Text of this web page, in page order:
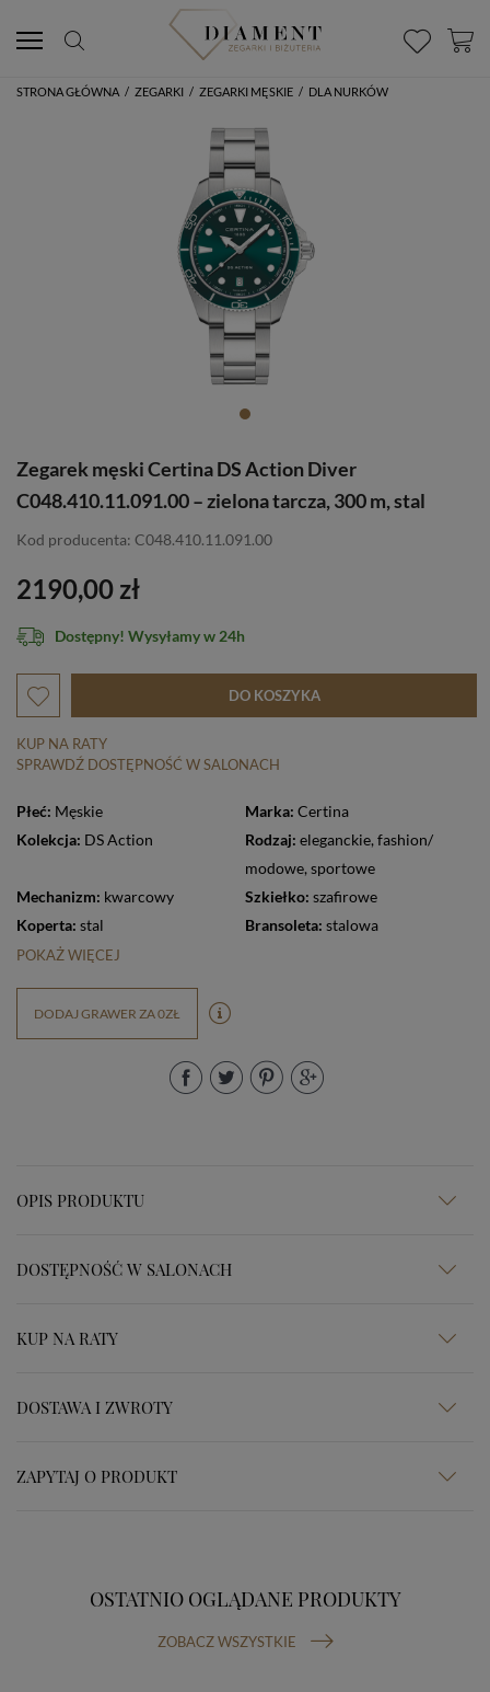
STRONA GŁÓWNA / ZEGARKI / ZEGARKI MĘSKIE / DLA NURKÓW
Zegarek męski Certina DS Action Diver
C048.410.11.091.00 – zielona tarcza, 300 m, stal
Kod producenta: C048.410.11.091.00
2190,00 zł
Dostępny! Wysyłamy w 24h
DO KOSZYKA
KUP NA RATY
SPRAWDŹ DOSTĘPNOŚĆ W SALONACH
Płeć: Męskie Marka: Certina
Kolekcja: DS Action Rodzaj: eleganckie,
modowe, sportowe
Mechanizm: kwarcowy Szkiełko: szafirowe
Koperta: stal Bransoleta: stalowa
POKAŻ WIĘCEJ
DODAJ GRAWER ZA 0ZŁ
OPIS PRODUKTU
DOSTĘPNOŚĆ W SALONACH
KUP NA RATY
DOSTAWA I ZWROTY
ZAPYTAJ O PRODUKT
OSTATNIO OGLĄDANE PRODUKTY
ZOBACZ WSZYSTKIE